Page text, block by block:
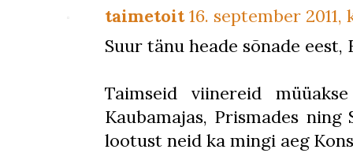
taimetoit 16. september 2011,
Suur tänu heade sõnade eest,
Taimseid viinereid
Kaubamajas, Prismades
lootust neid ka mingi aeg